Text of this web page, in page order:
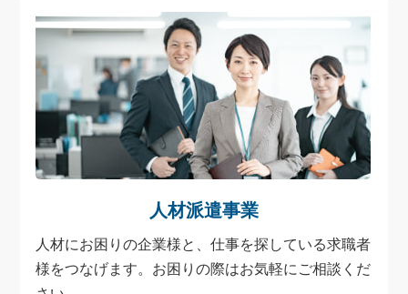
人材派遣事業
人材にお困りの企業様と、仕事を探している求職者
様をつなげます。お困りの際はお気軽にご相談くだ